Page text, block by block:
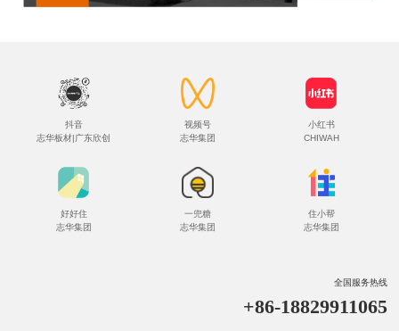
抖音
志华板材|广东欣创
视频号
志华集团
小红书
CHIWAH
好好住
志华集团
一兜糖
志华集团
住小帮
志华集团
全国服务热线
+86-18829911065